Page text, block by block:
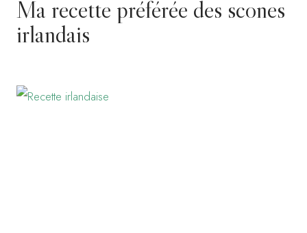
Ma recette préférée des scones
irlandais